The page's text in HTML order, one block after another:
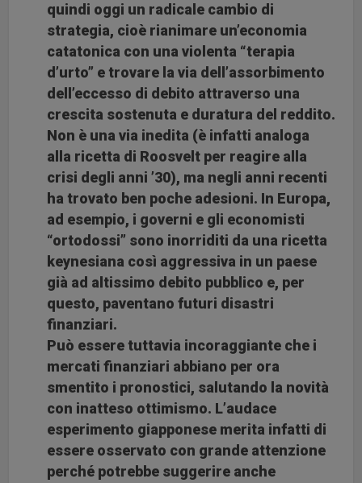
quindi oggi un radicale cambio di
strategia, cioè rianimare un’economia
catatonica con una violenta “terapia
d’urto” e trovare la via dell’assorbimento
dell’eccesso di debito attraverso una
crescita sostenuta e duratura del reddito.
Non è una via inedita (è infatti analoga
alla ricetta di Roosvelt per reagire alla
crisi degli anni ’30), ma negli anni recenti
ha trovato ben poche adesioni. In Europa,
ad esempio, i governi e gli economisti
“ortodossi” sono inorriditi da una ricetta
keynesiana così aggressiva in un paese
già ad altissimo debito pubblico e, per
questo, paventano futuri disastri
finanziari.
Può essere tuttavia incoraggiante che i
mercati finanziari abbiano per ora
smentito i pronostici, salutando la novità
con inatteso ottimismo. L’audace
esperimento giapponese merita infatti di
essere osservato con grande attenzione
perché potrebbe suggerire anche